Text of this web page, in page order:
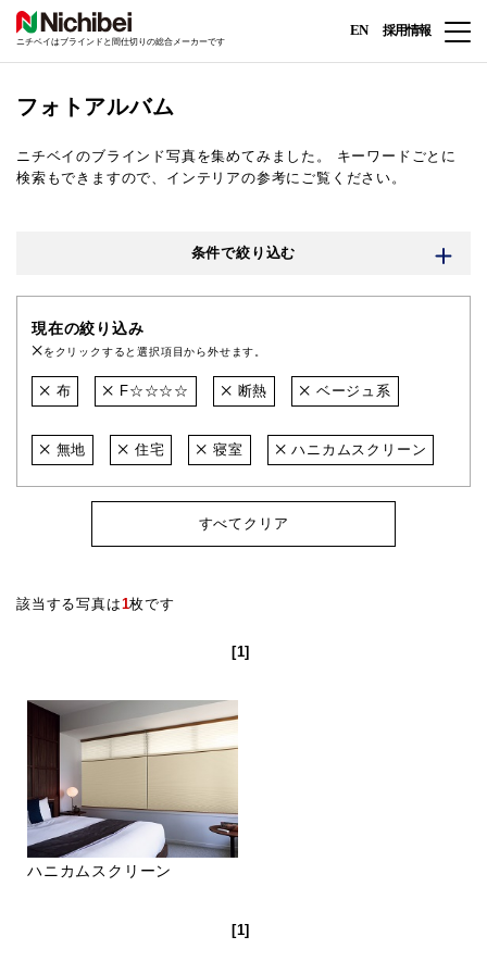
ニチベイはブラインドと間仕切りの総合メーカーです
EN 採用情報
フォトアルバム
ニチベイのブラインド写真を集めてみました。
キーワードごとに
検索もできますので、インテリアの参考にご覧ください。
条件で絞り込む
現在の絞り込み
をクリックすると選択項目から外せます。
布 F☆☆☆☆ 断熱 ベージュ系
無地 住宅 寝室 ハニカムスクリーン
すべてクリア
該当する写真は1枚です
[1]
ハニカムスクリーン
[1]